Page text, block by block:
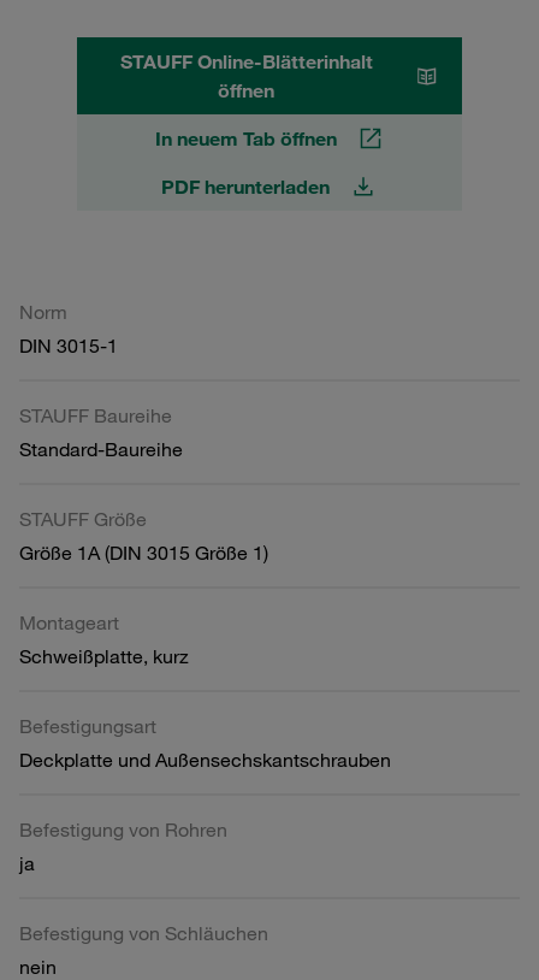
STAUFF Online-Blätterinhalt
öffnen
In neuem Tab öffnen
PDF herunterladen
Norm
DIN 3015-1
STAUFF Baureihe
Standard-Baureihe
STAUFF Größe
Größe 1A (DIN 3015 Größe 1)
Montageart
Schweißplatte, kurz
Befestigungsart
Deckplatte und Außensechskantschrauben
Befestigung von Rohren
ja
Befestigung von Schläuchen
nein